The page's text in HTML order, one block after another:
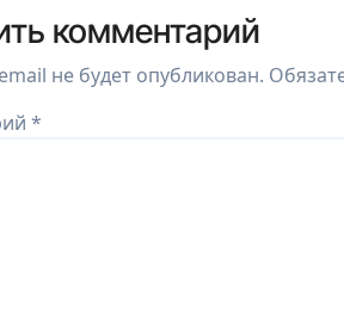
комментарий
не будет опубликован.
*